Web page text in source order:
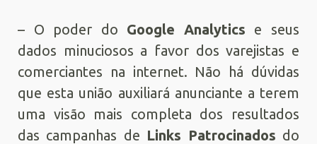
– O poder do Google Analytics e seus
dados minuciosos a favor dos varejistas e
comerciantes na internet. Não há dúvidas
que esta união auxiliará anunciante a terem
uma visão mais completa dos resultados
das campanhas de Links Patrocinados do